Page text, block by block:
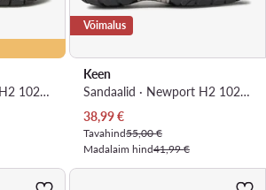
Sandaalid · Newport H2 1026265 · Lilla
Võimalus
Keen
Sandaalid · Newport H2 1026036 · Lilla
Praegune hind
38,99€
Tavahind55,00 €
Madalaim hind41,99 €